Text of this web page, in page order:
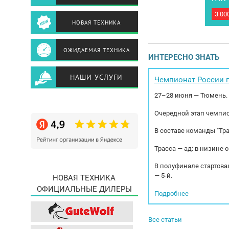
3
ИНТЕРЕСНО ЗНАТЬ
Чемпионат России
27–28 июня — Тюмень.
Очередной этап
В составе команды
Трасса — ад: в низине
В полуфинале
— 5-й.
Подробнее
Все статьи
НОВАЯ ТЕХНИКА
ОЖИДАЕМАЯ ТЕХНИКА
НАШИ УСЛУГИ
НОВАЯ ТЕХНИКА
ОФИЦИАЛЬНЫЕ ДИЛЕРЫ